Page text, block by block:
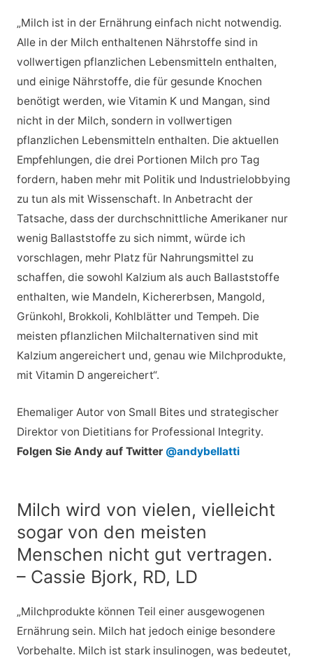
„Milch ist in der Ernährung einfach nicht notwendig.
Alle in der Milch enthaltenen Nährstoffe sind in
vollwertigen pflanzlichen Lebensmitteln enthalten,
und einige Nährstoffe, die für gesunde Knochen
benötigt werden, wie Vitamin K und Mangan, sind
nicht in der Milch, sondern in vollwertigen
pflanzlichen Lebensmitteln enthalten. Die aktuellen
Empfehlungen, die drei Portionen Milch pro Tag
fordern, haben mehr mit Politik und Industrielobbying
zu tun als mit Wissenschaft. In Anbetracht der
Tatsache, dass der durchschnittliche Amerikaner nur
wenig Ballaststoffe zu sich nimmt, würde ich
vorschlagen, mehr Platz für Nahrungsmittel zu
schaffen, die sowohl Kalzium als auch Ballaststoffe
enthalten, wie Mandeln, Kichererbsen, Mangold,
Grünkohl, Brokkoli, Kohlblätter und Tempeh. Die
meisten pflanzlichen Milchalternativen sind mit
Kalzium angereichert und, genau wie Milchprodukte,
mit Vitamin D angereichert“.
Ehemaliger Autor von Small Bites und strategischer
Direktor von Dietitians for Professional Integrity.
Folgen Sie Andy auf Twitter @andybellatti
Milch wird von vielen, vielleicht
sogar von den meisten
Menschen nicht gut vertragen.
– Cassie Bjork, RD, LD
„Milchprodukte können Teil einer ausgewogenen
Ernährung sein. Milch hat jedoch einige besondere
Vorbehalte. Milch ist stark insulinogen, was bedeutet,